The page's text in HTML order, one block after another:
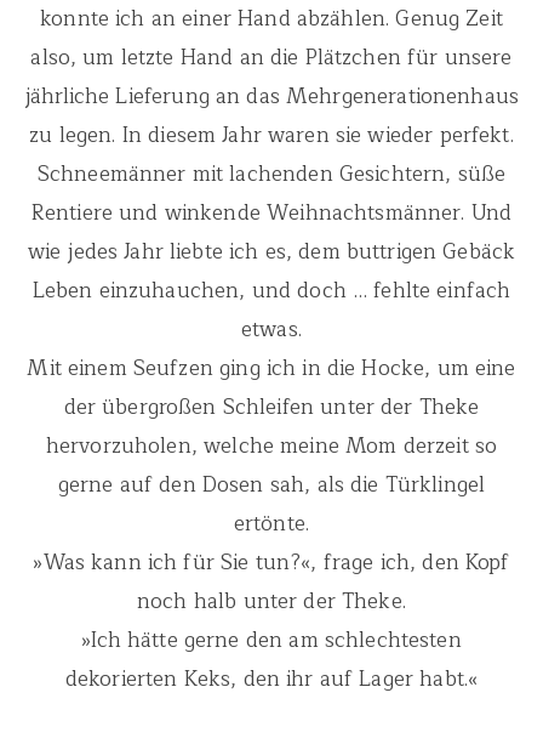
konnte ich an einer Hand abzählen. Genug Zeit
also, um letzte Hand an die Plätzchen für unsere
jährliche Lieferung an das Mehrgenerationenhaus
zu legen. In diesem Jahr waren sie wieder perfekt.
Schneemänner mit lachenden Gesichtern, süße
Rentiere und winkende Weihnachtsmänner. Und
wie jedes Jahr liebte ich es, dem buttrigen Gebäck
Leben einzuhauchen, und doch … fehlte einfach
etwas.
Mit einem Seufzen ging ich in die Hocke, um eine
der übergroßen Schleifen unter der Theke
hervorzuholen, welche meine Mom derzeit so
gerne auf den Dosen sah, als die Türklingel
ertönte.
»Was kann ich für Sie tun?«, frage ich, den Kopf
noch halb unter der Theke.
»Ich hätte gerne den am schlechtesten
dekorierten Keks, den ihr auf Lager habt.«